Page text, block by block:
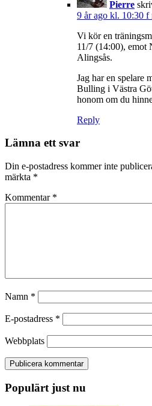
Pierre
9 år ago kl. 10:30 f
Vi kör en
11/7 (14:00), emot
Alingsås.
Jag har en spelare
Bulling i Västra
honom om du
Reply
Lämna ett svar
Din e-postadress kommer inte
märkta *
Kommentar *
Namn *
E-postadress *
Webbplats
Populärt just nu